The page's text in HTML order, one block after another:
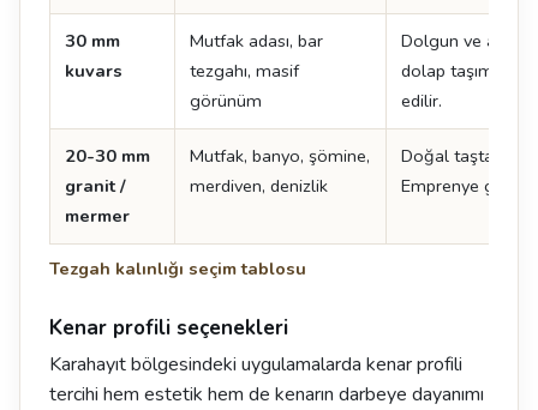
Tezgah kalınlığı seçim tablosu
30 mm
kuvars
Mutfak adası, bar
tezgahı, masif
görünüm
Dolgun ve ağır
dolap taşıma
edilir.
20-30 mm
granit /
mermer
Mutfak, banyo, şömine,
merdiven, denizlik
Doğal taşta
Emprenye
Kenar profili seçenekleri
Karahayıt bölgesindeki uygulamalarda kenar profili
tercihi hem estetik hem de kenarın darbeye dayanımı